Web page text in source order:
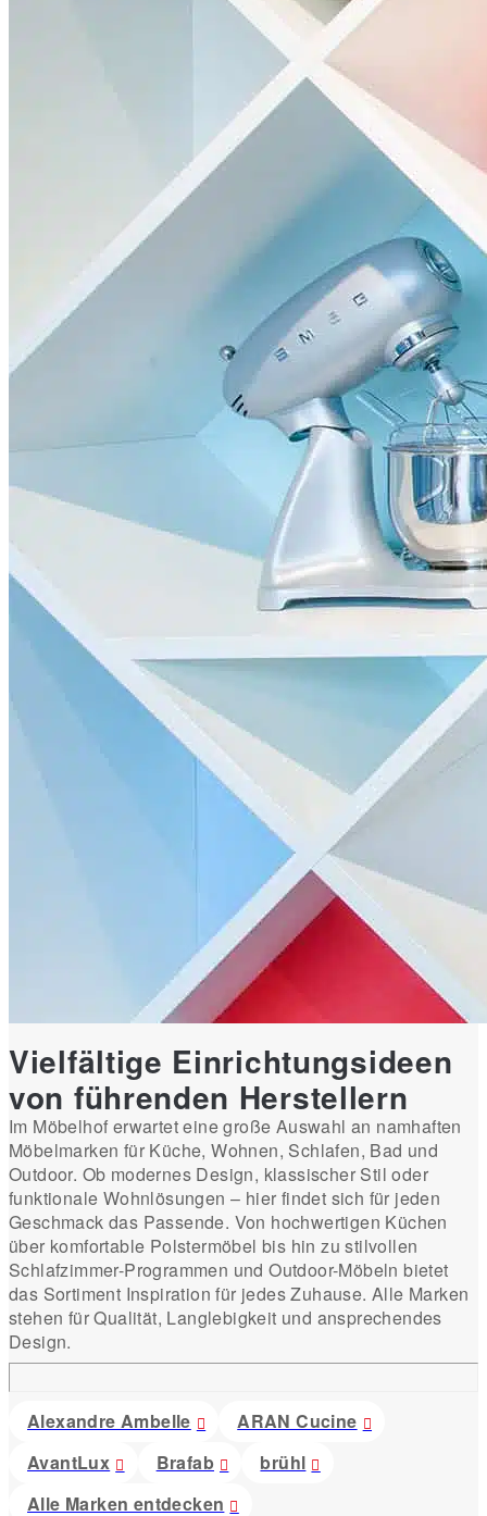
Vielfältige Einrichtungsideen
von führenden Herstellern
Im Möbelhof erwartet eine große Auswahl an namhaften
Möbelmarken für Küche, Wohnen, Schlafen, Bad und
Outdoor. Ob modernes Design, klassischer Stil oder
funktionale Wohnlösungen – hier findet sich für jeden
Geschmack das Passende. Von hochwertigen Küchen
über komfortable Polstermöbel bis hin zu stilvollen
Schlafzimmer-Programmen und Outdoor-Möbeln bietet
das Sortiment Inspiration für jedes Zuhause. Alle Marken
stehen für Qualität, Langlebigkeit und ansprechendes
Design.
Alexandre Ambelle
ARAN Cucine
AvantLux
Brafab
brühl
Alle Marken entdecken